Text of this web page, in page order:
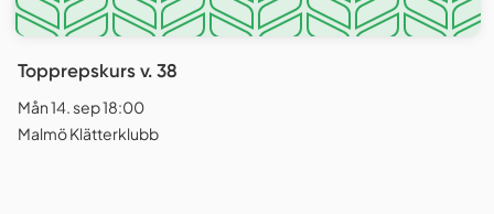
Topprepskurs v. 38
Mån 14. sep 18:00
Malmö Klätterklubb